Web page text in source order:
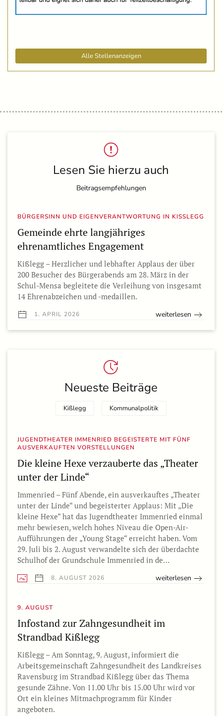
Alle Stellenanzeigen
Lesen Sie hierzu auch
Beitragsempfehlungen
BÜRGERSINN UND EIGENVERANTWORTUNG IN KISSLEGG
Gemeinde ehrte langjähriges
ehrenamtliches Engagement
Kißlegg – Herzlicher und lebhafter Applaus der über
200 Besucher des Bürgerabends am 28. März in der
Schul-Mensa begleitete die Verleihung von insgesamt
14 Ehrenabzeichen und -medaillen.
1. APRIL 2026 weiterlesen
Neueste Beiträge
Kißlegg Kommunalpolitik
JUGENDTHEATER IMMENRIED BEGEISTERTE MIT FÜNF
AUSVERKAUFTEN VORSTELLUNGEN
Die kleine Hexe verzauberte das „Theater
unter der Linde“
Immenried – Fünf Abende, ein ausverkauftes „Theater
unter der Linde“ und begeisterter Applaus: Mit „Die
kleine Hexe“ hat das Jugendtheater Immenried einmal
mehr bewiesen, welch hohes Niveau die Open-Air-
Aufführungen der „Young Stage“ erreicht haben. Vom
29. Juli bis 2. August verwandelte sich der überdachte
Schulhof der Grundschule Immenried in de…
8. AUGUST 2026 weiterlesen
9. AUGUST
Infostand zur Zahngesundheit im
Strandbad Kißlegg
Kißlegg – Am Sonntag, 9. August, informiert die
Arbeitsgemeinschaft Zahngesundheit des Landkreises
Ravensburg im Strandbad Kißlegg über das Thema
gesunde Zähne. Von 11.00 Uhr bis 15.00 Uhr wird vor
Ort ein kleines Mitmachprogramm für Kinder
angeboten.